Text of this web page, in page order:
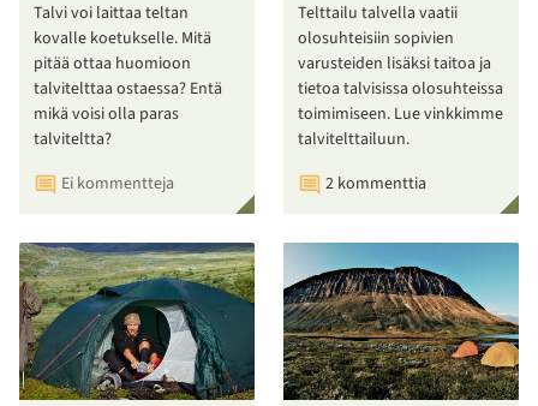
Talvi voi laittaa teltan
kovalle koetukselle. Mitä
pitää ottaa huomioon
talvitelttaa ostaessa? Entä
mikä voisi olla paras
talviteltta?
Ei kommentteja
Telttailu talvella vaatii
olosuhteisiin sopivien
varusteiden lisäksi taitoa ja
tietoa talvisissa olosuhteissa
toimimiseen. Lue vinkkimme
talvitelttailuun.
2 kommenttia